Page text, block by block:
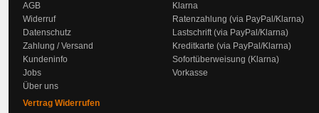
AGB
Widerruf
Datenschutz
Zahlung / Versand
Kundeninfo
Jobs
Über uns
Vertrag Widerrufen
Klarna
Ratenzahlung (via PayPal/Klarna)
Lastschrift (via PayPal/Klarna)
Kreditkarte (via PayPal/Klarna)
Sofortüberweisung (Klarna)
Vorkasse